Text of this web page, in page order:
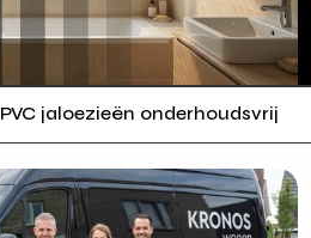
PVC jaloezieën onderhoudsvrij